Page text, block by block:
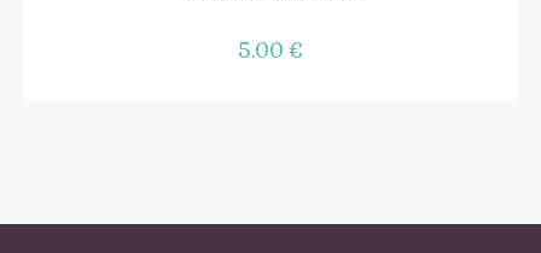
5.00€